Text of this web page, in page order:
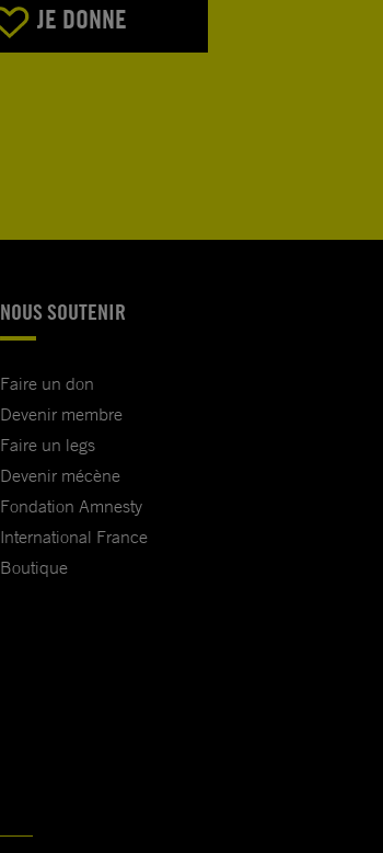
JE DONNE
NOUS SOUTENIR
Faire un don
Devenir membre
Faire un legs
Devenir mécène
Fondation Amnesty
International France
Boutique